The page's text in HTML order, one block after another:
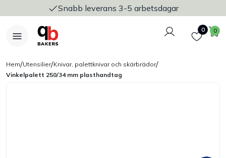
Snabb leverans 3-5 arbetsdagar
Logga in
Favoriter
0 0
Hem/Utensilier/Knivar, palettknivar och skärbrädor/
Vinkelpalett 250/34 mm plasthandtag